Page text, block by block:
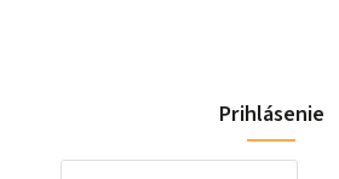
Prihlásenie